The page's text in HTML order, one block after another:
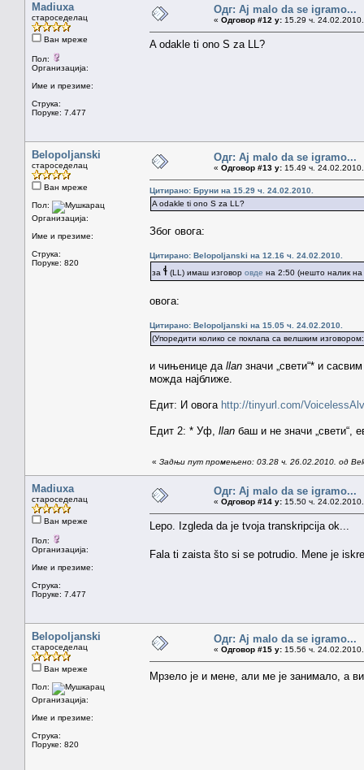
Madiuxa
староседелац
Ван мреже
Пол:
Организација:
Име и презиме:
Струка:
Поруке: 7.477
Одг: Aj malo da se igramo...
« Одговор #12 у: 15.29 ч.
A odakle ti ono S za LL?
Belopoljanski
староседелац
Ван мреже
Пол:
Организација:
Име и презиме:
Струка:
Поруке: 820
Одг: Aj malo da se igramo...
« Одговор #13 у: 15.49 ч.
Цитирано: Бруни на 15.29 ч. 24.02.2010.
A odakle ti ono S za LL?
Због овога:
Цитирано: Belopoljanski на 12.16 ч. 24.02.2010.
за ɬ (LL) имаш изговор овде на 2:50 (нешто налик на
овога:
Цитирано: Belopoljanski на 15.05 ч. 24.02.2010.
(Упоредити колико се поклапа са велшким
и чињенице да llan значи „свети“* и
можда најближе.
Едит: И овога http://tinyurl.com/
Едит 2: * Уф, llan баш и не значи „свети“,
« Задњи пут промењено: 03.28 ч. 26.02.2010. од
Madiuxa
староседелац
Ван мреже
Пол:
Организација:
Име и презиме:
Струка:
Поруке: 7.477
Одг: Aj malo da se igramo...
« Одговор #14 у: 15.50 ч.
Lepo. Izgleda da je tvoja transkripcija ok...
Fala ti zaista što si se potrudio. Mene je
Belopoljanski
староседелац
Ван мреже
Пол:
Организација:
Име и презиме:
Струка:
Поруке: 820
Одг: Aj malo da se igramo...
« Одговор #15 у: 15.56 ч.
Мрзело је и мене, али ме је занимало, а